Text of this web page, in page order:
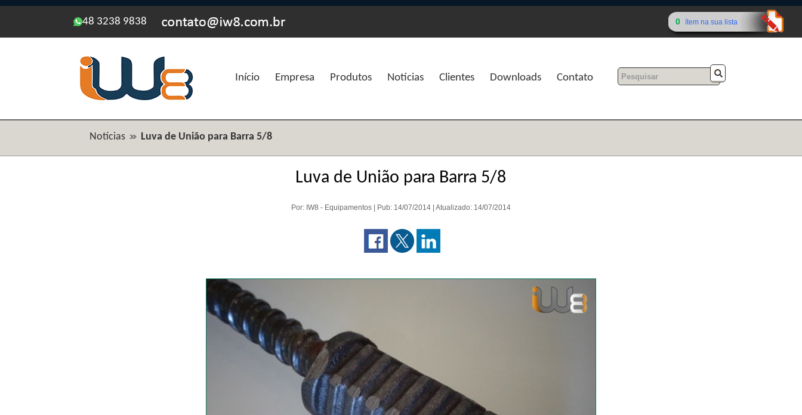
48 3238 9838 0 ítem na sua lista
Início Empresa Produtos Notícias Clientes Downloads Contato
Notícias Luva de União para Barra 5/8
Luva de União para Barra 5/8
Por: IW8 - Equipamentos | Pub: 14/07/2014 | Atualizado: 14/07/2014